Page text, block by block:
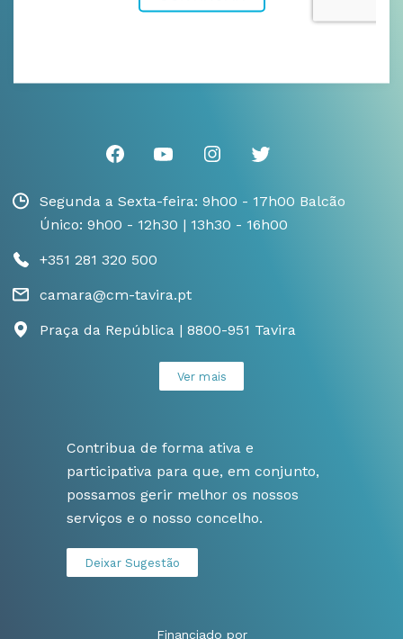
Segunda a Sexta-feira: 9h00 - 17h00 Balcão
Único: 9h00 - 12h30 | 13h30 - 16h00
+351 281 320 500
camara@cm-tavira.pt
Praça da República | 8800-951 Tavira
Ver mais
Contribua de forma ativa e
participativa para que, em conjunto,
possamos gerir melhor os nossos
serviços e o nosso concelho.
Deixar Sugestão
Financiado por